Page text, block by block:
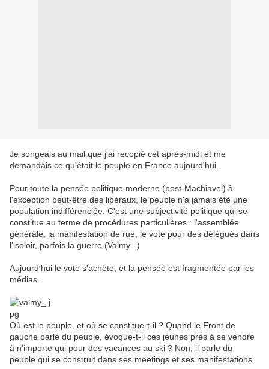
Je songeais au mail que j'ai recopié cet après-midi et me
demandais ce qu'était le peuple en France aujourd'hui.
Pour toute la pensée politique moderne (post-Machiavel) à
l'exception peut-être des libéraux, le peuple n'a jamais été une
population indifférenciée. C'est une subjectivité politique qui se
constitue au terme de procédures particulières : l'assemblée
générale, la manifestation de rue, le vote pour des délégués dans
l'isoloir, parfois la guerre (Valmy...)
Aujourd'hui le vote s'achète, et la pensée est fragmentée par les
médias.
Où est le peuple, et où se constitue-t-il ? Quand le Front de
gauche parle du peuple, évoque-t-il ces jeunes près à se vendre
à n'importe qui pour des vacances au ski ? Non, il parle du
peuple qui se construit dans ses meetings et ses manifestations.